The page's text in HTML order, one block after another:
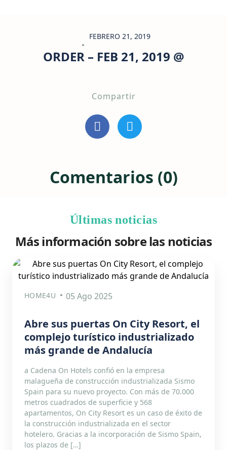
FEBRERO 21, 2019
ORDER – FEB 21, 2019 @
Compartir
Comentarios (0)
Últimas noticias
Más información sobre las noticias
HOME4U 05 Ago 2025
Abre sus puertas On City Resort, el
complejo turístico industrializado
más grande de Andalucía
a Cadena On Hotels confió en la empresa
malagueña de construcción industrializada Sismo
Spain para su nuevo proyecto. Con más de 70.000
metros cuadrados de superficie y 568
apartamentos, On City Resort es un caso de éxito de
la construcción industrializada en el sector
hotelero. Gracias a la incorporación de Sismo Spain,
los plazos de […]